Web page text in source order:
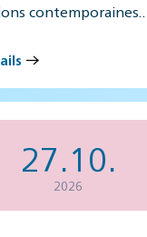
contemporaines.…
27.10.
2026